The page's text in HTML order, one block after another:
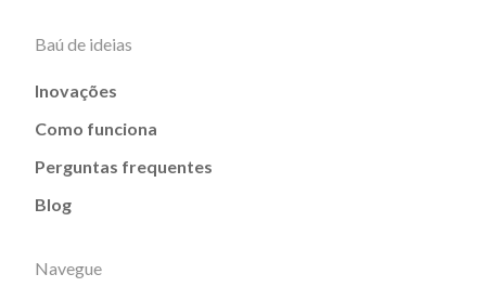
Baú de ideias
Inovações
Como funciona
Perguntas frequentes
Blog
Navegue